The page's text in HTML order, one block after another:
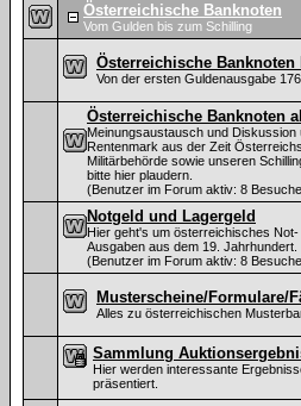
Österreichische Banknoten
Vom Gulden bis zum Schilling
Österreichische Banknoten
Von der ersten Guldenausgabe
Österreichische Banknoten
Meinungsaustausch und
Rentenmark aus der Zeit
Militärbehörde sowie unseren
bitte hier plaudern.
(Benutzer im Forum aktiv: 8
Notgeld und Lagergeld
Hier geht's um österreichisches
Ausgaben aus dem 19. Jahrhundert.
(Benutzer im Forum aktiv: 8
Musterscheine/Formulare/
Alles zu österreichischen
Sammlung
Hier werden interessante
präsentiert.